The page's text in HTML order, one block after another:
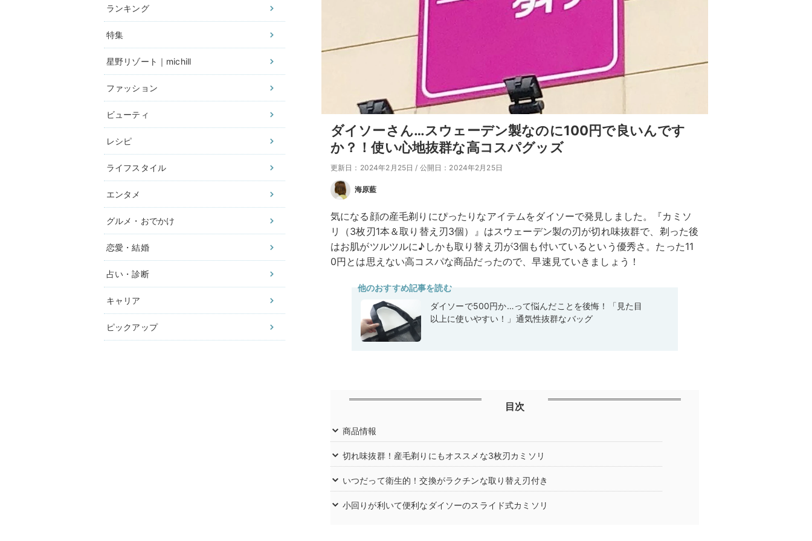
ランキング
特集
星野リゾート｜michill
ファッション
ビューティ
レシピ
ライフスタイル
エンタメ
グルメ・おでかけ
恋愛・結婚
占い・診断
キャリア
ピックアップ
ダイソーさん…スウェーデン製なのに100円で良いんです
か？！使い心地抜群な高コスパグッズ
更新日：2024年2月25日 / 公開日：2024年2月25日
海原藍
気になる顔の産毛剃りにぴったりなアイテムをダイソーで発見しました。『カミソ
リ（3枚刃1本＆取り替え刃3個）』はスウェーデン製の刃が切れ味抜群で、剃った後
はお肌がツルツルに♪しかも取り替え刃が3個も付いているという優秀さ。たった11
0円とは思えない高コスパな商品だったので、早速見ていきましょう！
他のおすすめ記事を読む
ダイソーで500円か…って悩んだことを後悔！「見た目
以上に使いやすい！」通気性抜群なバッグ
目次
商品情報
切れ味抜群！産毛剃りにもオススメな3枚刃カミソリ
いつだって衛生的！交換がラクチンな取り替え刃付き
小回りが利いて便利なダイソーのスライド式カミソリ